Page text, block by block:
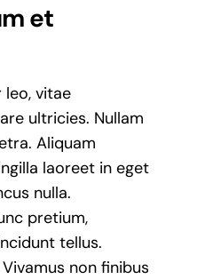
et
vitae
ultricies. Nullam
Aliquam
laoreet in eget
nulla.
pretium,
tellus.
non finibus